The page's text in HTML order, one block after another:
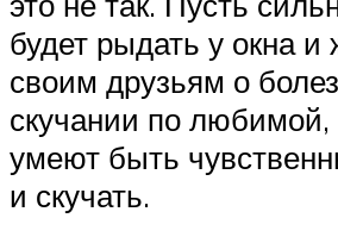
будет рыдать у окна и
своим друзьям о
скучании по
умеют быть
и скучать.